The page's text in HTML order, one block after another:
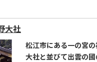
大社
松江市にある一の宮
大社と並びて出雲の